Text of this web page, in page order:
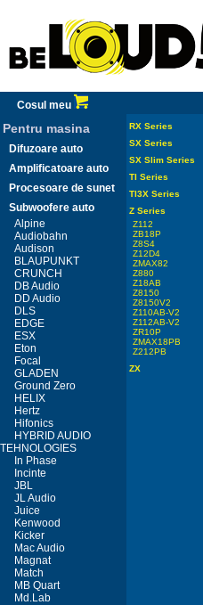
Cosul meu
Pentru masina
Difuzoare auto
Amplificatoare auto
Procesoare de sunet
Subwoofere auto
Alpine
Audiobahn
Audison
BLAUPUNKT
CRUNCH
DB Audio
DD Audio
DLS
EDGE
ESX
Eton
Focal
GLADEN
Ground Zero
HELIX
Hertz
Hifonics
HYBRID AUDIO
TEHNOLOGIES
In Phase
Incinte
JBL
JL Audio
Juice
Kenwood
Kicker
Mac Audio
Magnat
Match
MB Quart
Md.Lab
RX Series
SX Series
SX Slim Series
TI Series
TI3X Series
Z Series
Z112
ZB18P
Z8S4
Z12D4
ZMAX82
Z880
Z18AB
Z8150
Z8150V2
Z110AB-V2
Z112AB-V2
ZR10P
ZMAX18PB
Z212PB
ZX